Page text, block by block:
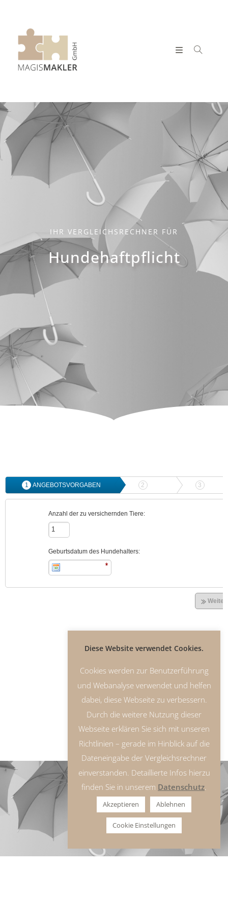
IHR VERGLEICHSRECHNER FÜR
Hundehaftpflicht
Diese Website verwendet Cookies.
Cookies werden zur Benutzerführung
und Webanalyse verwendet und helfen
dabei, diese Webseite zu verbessern.
Durch die weitere Nutzung dieser
Webseite erklären Sie sich mit unseren
Richtlinien – gerade im Hinblick auf die
Dateneingabe der Vergleichsrechner
einverstanden. Detaillierte Infos hierzu
finden Sie in unserem Datenschutz.
Akzeptieren Ablehnen
Cookie Einstellungen